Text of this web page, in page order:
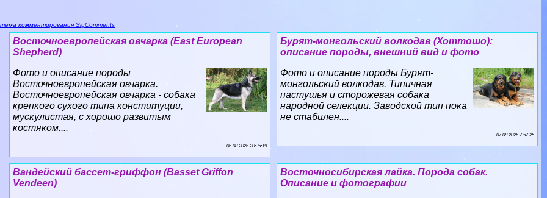
комментирования SigComments
Бурят-монгольский волкодав (Хоттошо):
описание породы, внешний вид и фото
Фото и описание породы Бурят-
монгольский волкодав. Типичная
пастушья и сторожевая собака
народной селекции. Заводской тип пока
не стабилен....
07 08 2026 7:57:25
Восточноевропейская овчарка (East European
Shepherd)
Фото и описание породы
Восточноевропейская овчарка.
Восточноевропейская овчарка - собака
крепкого сухого типа конституции,
мускулистая, с хорошо развитым
костяком....
06 08 2026 20:35:19
Восточносибирская лайка. Порода собак.
Описание и фотографии
Вандейский бассет-гриффон (Basset Griffon
Vendeen)